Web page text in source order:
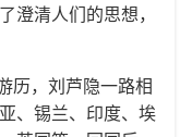
澄清人们的思想，
历，刘芦隐一路相
、锡兰、印度、埃